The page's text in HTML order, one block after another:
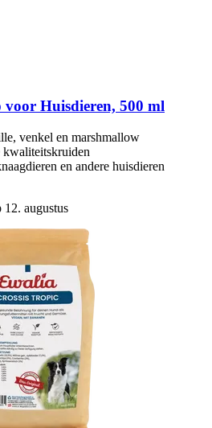
voor Huisdieren, 500 ml
venkel en marshmallow
kwaliteitskruiden
en andere huisdieren
augustus